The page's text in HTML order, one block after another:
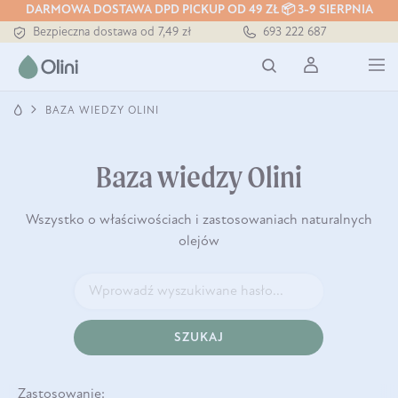
DARMOWA DOSTAWA DPD PICKUP OD 49 ZŁ 📦 3-9 SIERPNIA
Tłoczony zawsze na zimno
Bezpieczna dostawa od 7,49 zł
Tłoczony zawsze na zimno
693 222 687
BAZA WIEDZY OLINI
Baza wiedzy Olini
Wszystko o właściwościach i zastosowaniach naturalnych
olejów
SZUKAJ
Zastosowanie: